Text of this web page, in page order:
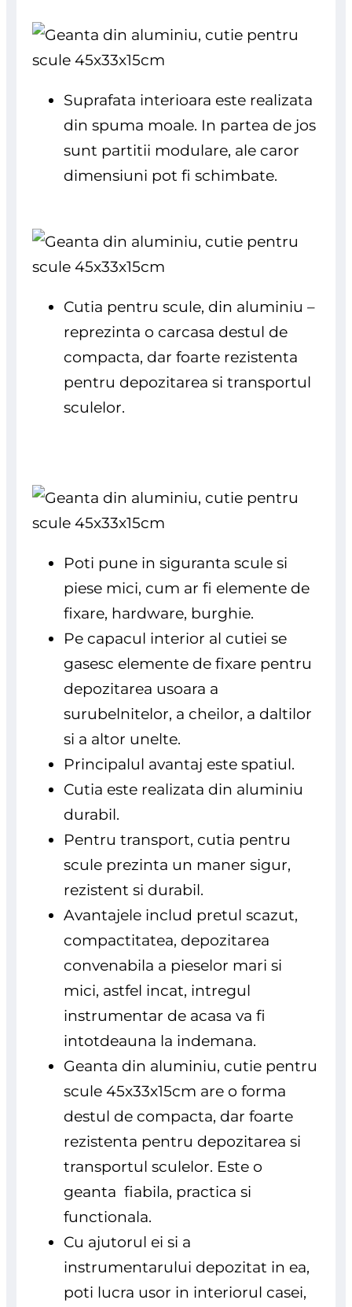
Suprafata interioara este realizata
din spuma moale. In partea de jos
sunt partitii modulare, ale caror
dimensiuni pot fi schimbate.
Cutia pentru scule, din aluminiu –
reprezinta o carcasa destul de
compacta, dar foarte rezistenta
pentru depozitarea si transportul
sculelor.
Poti pune in siguranta scule si
piese mici, cum ar fi elemente de
fixare, hardware, burghie.
Pe capacul interior al cutiei se
gasesc elemente de fixare pentru
depozitarea usoara a
surubelnitelor, a cheilor, a daltilor
si a altor unelte.
Principalul avantaj este spatiul.
Cutia este realizata din aluminiu
durabil.
Pentru transport, cutia pentru
scule prezinta un maner sigur,
rezistent si durabil.
Avantajele includ pretul scazut,
compactitatea, depozitarea
convenabila a pieselor mari si
mici, astfel incat, intregul
instrumentar de acasa va fi
intotdeauna la indemana.
Geanta din aluminiu, cutie pentru
scule 45x33x15cm are o forma
destul de compacta, dar foarte
rezistenta pentru depozitarea si
transportul sculelor. Este o
geanta fiabila, practica si
functionala.
Cu ajutorul ei si a
instrumentarului depozitat in ea,
poti lucra usor in interiorul casei,